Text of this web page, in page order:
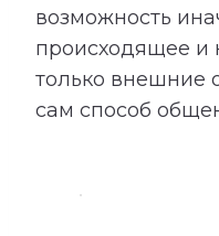
возможность
происходящее и
только внешние
сам способ